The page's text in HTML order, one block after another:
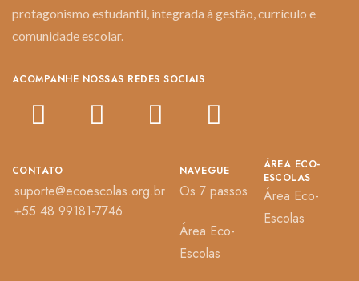
protagonismo estudantil, integrada à gestão, currículo e
comunidade escolar.
ACOMPANHE NOSSAS REDES SOCIAIS
NAVEGUE
Os 7 passos
Área Eco-
Escolas
ÁREA ECO-
ESCOLAS
Área Eco-
Escolas
CONTATO
suporte@ecoescolas.org.br
+55 48 99181-7746